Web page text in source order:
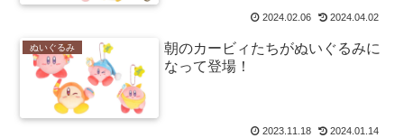
2024.02.06 2024.04.02
ぬいぐるみ
朝のカービィたちがぬいぐるみに
なって登場！
2023.11.18 2024.01.14